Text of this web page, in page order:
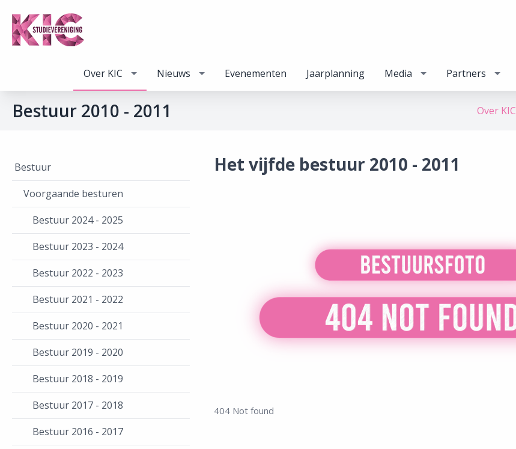
Over KIC Nieuws Evenementen Jaarplanning Media Partners
Over KIC
Bestuur 2010 - 2011
Bestuur
Voorgaande besturen
Bestuur 2024 - 2025
Bestuur 2023 - 2024
Bestuur 2022 - 2023
Bestuur 2021 - 2022
Bestuur 2020 - 2021
Bestuur 2019 - 2020
Bestuur 2018 - 2019
Bestuur 2017 - 2018
Bestuur 2016 - 2017
Het vijfde bestuur 2010 - 2011
404 Not found